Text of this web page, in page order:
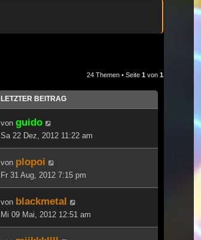
24 Themen • Seite 1 von 1
LETZTER BEITRAG
von guido
Sa 22 Dez, 2012 11:22 am
von plopoi
Fr 31 Aug, 2012 7:15 pm
von blackmetal
Mi 09 Mai, 2012 12:51 am